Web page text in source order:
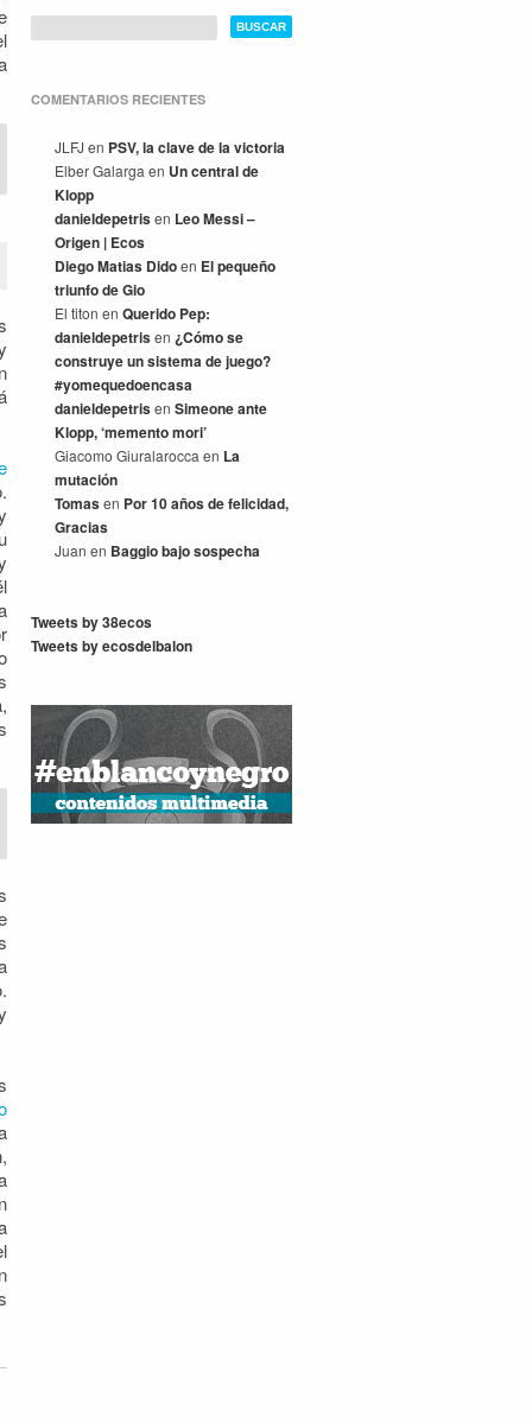
COMENTARIOS RECIENTES
JLFJ en PSV, la clave de la victoria
Elber Galarga en Un central de
Klopp
danieldepetrisen Leo Messi –
Origen | Ecos
Diego Matias Didoen El pequeño
triunfo de Gio
El titon en Querido Pep:
danieldepetrisen ¿Cómo se
construye un sistema de juego?
#yomequedoencasa
danieldepetrisen Simeone ante
Klopp, ‘memento mori’
Giacomo Giuralarocca en La
mutación
Tomasen Por 10 años de felicidad,
Gracias
Juan en Baggio bajo sospecha
Tweets by 38ecos
Tweets by ecosdelbalon